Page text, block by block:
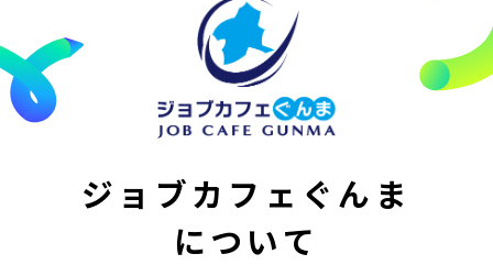
ジョブカフェぐんま
について